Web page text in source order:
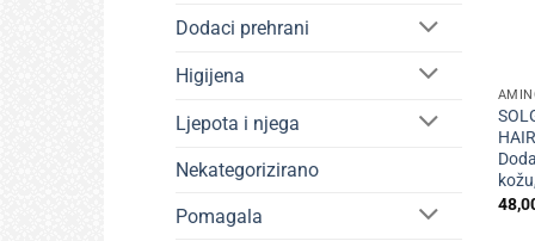
Dodaci prehrani
Higijena
Ljepota i njega
Nekategorizirano
Pomagala